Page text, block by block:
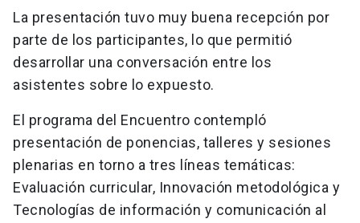
La presentación tuvo muy buena recepción por
parte de los participantes, lo que permitió
desarrollar una conversación entre los
asistentes sobre lo expuesto.
El programa del Encuentro contempló
presentación de ponencias, talleres y sesiones
plenarias en torno a tres líneas temáticas:
Evaluación curricular, Innovación metodológica y
Tecnologías de información y comunicación al